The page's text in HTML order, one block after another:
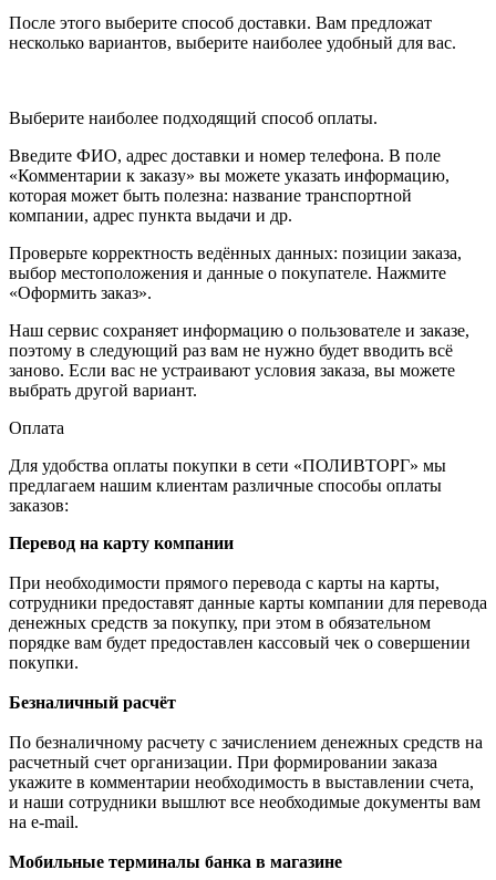
После этого выберите способ доставки. Вам предложат
несколько вариантов, выберите наиболее удобный для вас.
Выберите наиболее подходящий способ оплаты.
Введите ФИО, адрес доставки и номер телефона. В поле
«Комментарии к заказу» вы можете указать информацию,
которая может быть полезна: название транспортной
компании, адрес пункта выдачи и др.
Проверьте корректность ведённых данных: позиции заказа,
выбор местоположения и данные о покупателе. Нажмите
«Оформить заказ».
Наш сервис сохраняет информацию о пользователе и заказе,
поэтому в следующий раз вам не нужно будет вводить всё
заново. Если вас не устраивают условия заказа, вы можете
выбрать другой вариант.
Оплата
Для удобства оплаты покупки в сети «ПОЛИВТОРГ» мы
предлагаем нашим клиентам различные способы оплаты
заказов:
Перевод на карту компании
При необходимости прямого перевода с карты на карты,
сотрудники предоставят данные карты компании для перевода
денежных средств за покупку, при этом в обязательном
порядке вам будет предоставлен кассовый чек о совершении
покупки.
Безналичный расчёт
По безналичному расчету с зачислением денежных средств на
расчетный счет организации. При формировании заказа
укажите в комментарии необходимость в выставлении счета,
и наши сотрудники вышлют все необходимые документы вам
на e-mail.
Мобильные терминалы банка в магазине